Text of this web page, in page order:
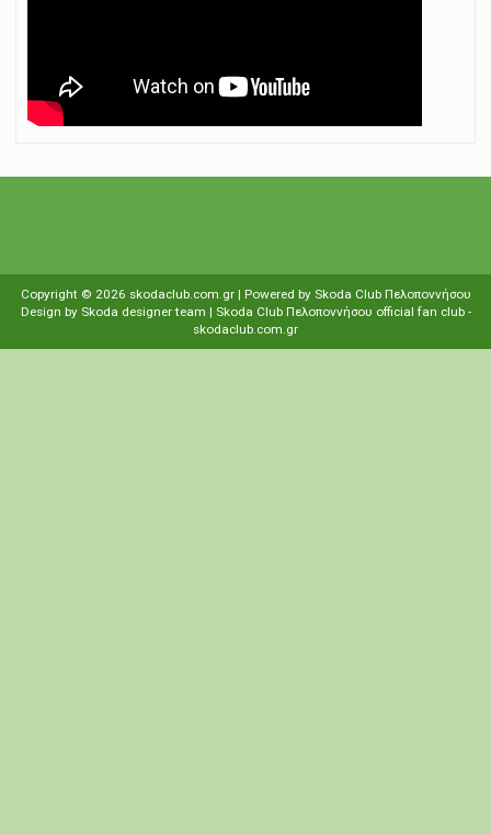
Copyright © 2026 skodaclub.com.gr | Powered by Skoda Club Πελοποννήσου
Design by Skoda designer team | Skoda Club Πελοποννήσου οfficial fan club -
skodaclub.com.gr